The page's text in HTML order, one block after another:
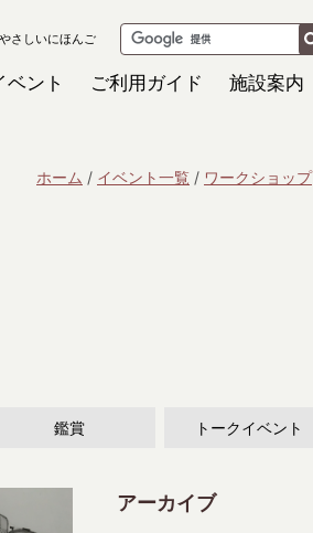
さしいにほんご
ベント ご利用ガイド 施設案内
ホーム イベント一覧 ワークショップ
鑑賞 トークイベント
アーカイブ